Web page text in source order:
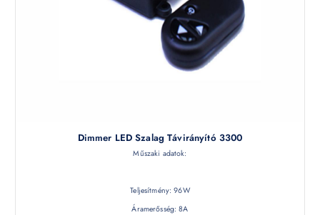
Dimmer LED Szalag Távirányító 3300
Műszaki adatok:
Teljesítmény: 96W
Áramerősség: 8A